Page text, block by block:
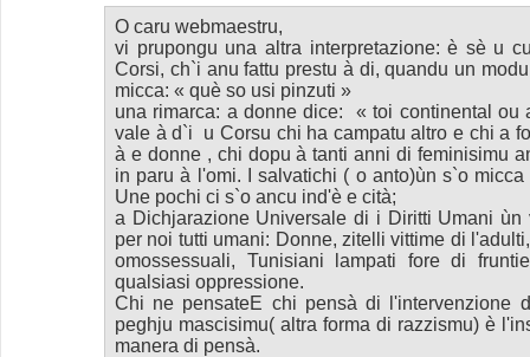
O caru webmaestru,
vi prupongu una altra interpretazione: è sè u
Corsi, ch`i anu fattu prestu à di, quandu un
micca: « què so usi pinzuti »
una rimarca: a donne dice: « toi continental ou
vale à d`i u Corsu chi ha campatu altro e chi a
à e donne , chi dopu à tanti anni di feminisimu
in paru à l'omi. I salvatichi ( o anto)ùn s`o
Une pochi ci s`o ancu ind'è e cità;
a Dichjarazione Universale di i Diritti Umani
per noi tutti umani: Donne, zitelli vittime di
omossessuali, Tunisiani lampati fore di
qualsiasi oppressione.
Chi ne pensateE chi pensà di l'intervenzione
peghju mascisimu( altra forma di razzismu) è
manera di pensà.